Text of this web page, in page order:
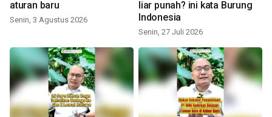
aturan baru
Senin, 3 Agustus 2026
liar punah? ini kata Burung
Indonesia
Senin, 27 Juli 2026